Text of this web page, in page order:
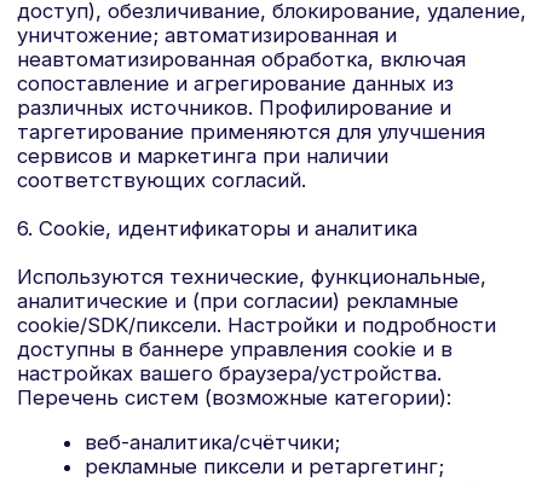
На ресурсах Оператора могут использоваться
виджеты и плагины социальных сетей/
видеохостингов, а также вход через сторонние
аккаунты. Передача данных таким провайдерам
осуществляется по их правилам; рекомендуем
ознакомиться с их политиками
конфиденциальности.
9. Платежи, доставка и офлайн-взаимодействия
Обработка платежей осуществляется через
данные банковских карт обрабатываются ими.
телефоны и адреса службам доставки/логистики.
При посещении офиса/мероприятий Оператора
может вестись учёт посетителей и
видеонаблюдение в целях безопасности (без
распознавания личности, если иное не
предусмотрено отдельным согласием/
уведомлением).
10. Передача третьим лицам (обработчики/
Данные могут передаваться (в объёме,
необходимом для целей обработки):